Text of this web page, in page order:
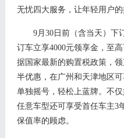
无忧四大服务 ，让年轻用户
9月30日前（含当天）下
订车立享4000元领享金，至
据国家最新的购置税政策，
半优惠，在广州和天津地区可
单独摇号， 轻松上蓝牌。 不
任意车型还可享受首任车主3
保值率的顾虑。